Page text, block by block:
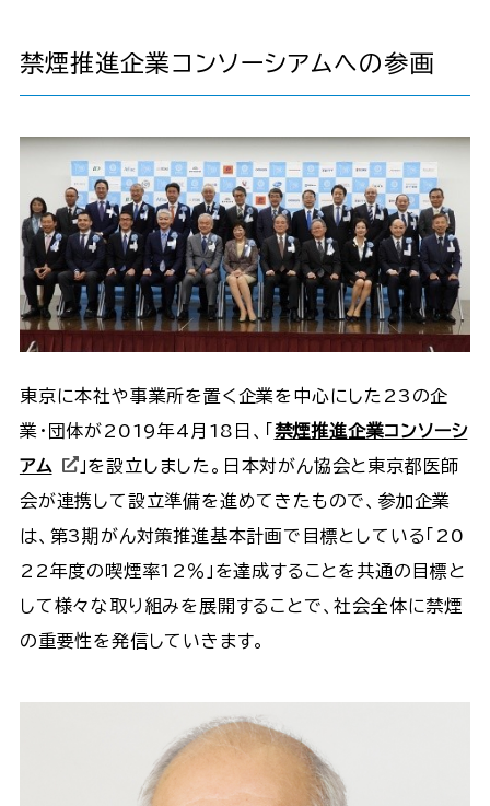
禁煙推進企業コンソーシアムへの参画
東京に本社や事業所を置く企業を中心にした23の企
業・団体が2019年4月18日、「 禁煙推進企業コンソーシ
アム
」を設立しました。日本対がん協会と東京都医師
会が連携して設立準備を進めてきたもので、参加企業
は、第3期がん対策推進基本計画で目標としている「20
22年度の喫煙率12％」を達成することを共通の目標と
して様々な取り組みを展開することで、社会全体に禁煙
の重要性を発信していきます。